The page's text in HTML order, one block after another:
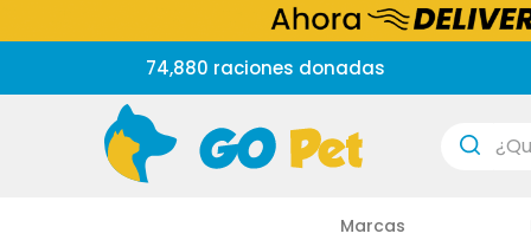
74,880 raciones donadas
¿Que
Marcas